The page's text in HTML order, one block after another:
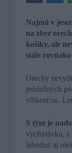
Najmä v
na zber
košíky, ale
stále
Orechy
príslušných
vlhkosťou.
S tým je
vychytávku, s
lahodné aj